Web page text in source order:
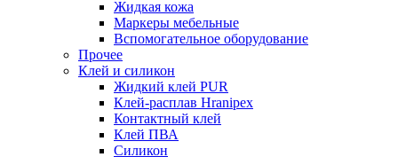
Жидкая кожа
Маркеры мебельные
Вспомогательное оборудование
Прочее
Клей и силикон
Жидкий клей PUR
Клей-расплав Hranipex
Контактный клей
Клей ПВА
Силикон